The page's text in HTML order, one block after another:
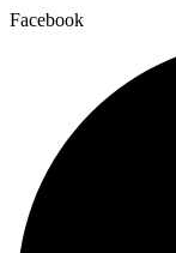
Facebook